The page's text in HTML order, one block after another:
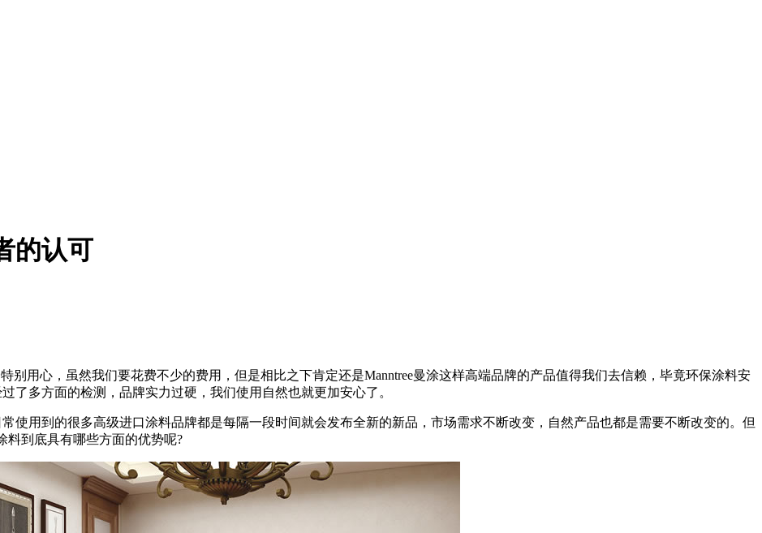
的认可
别用心，虽然我们要花费不少的费用，但是相比之下肯定还是Manntree曼涂这样高端品牌的产品值得我们去信赖，毕竟环保涂料安
了多方面的检测，品牌实力过硬，我们使用自然也就更加安心了。
用到的很多高级进口涂料品牌都是每隔一段时间就会发布全新的新品，市场需求不断改变，自然产品也都是需要不断改变的。但
料到底具有哪些方面的优势呢?